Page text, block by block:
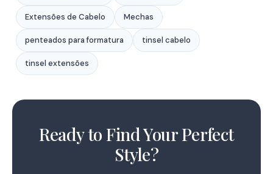
Extensões de Cabelo Mechas
penteados para formatura tinsel cabelo
tinsel extensões
Ready to Find Your Perfect
Style?